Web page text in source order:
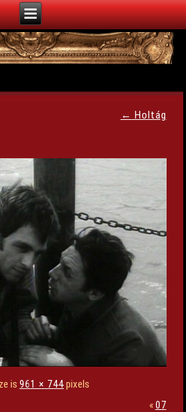
← Holtág
is 961 × 744pixels
«07